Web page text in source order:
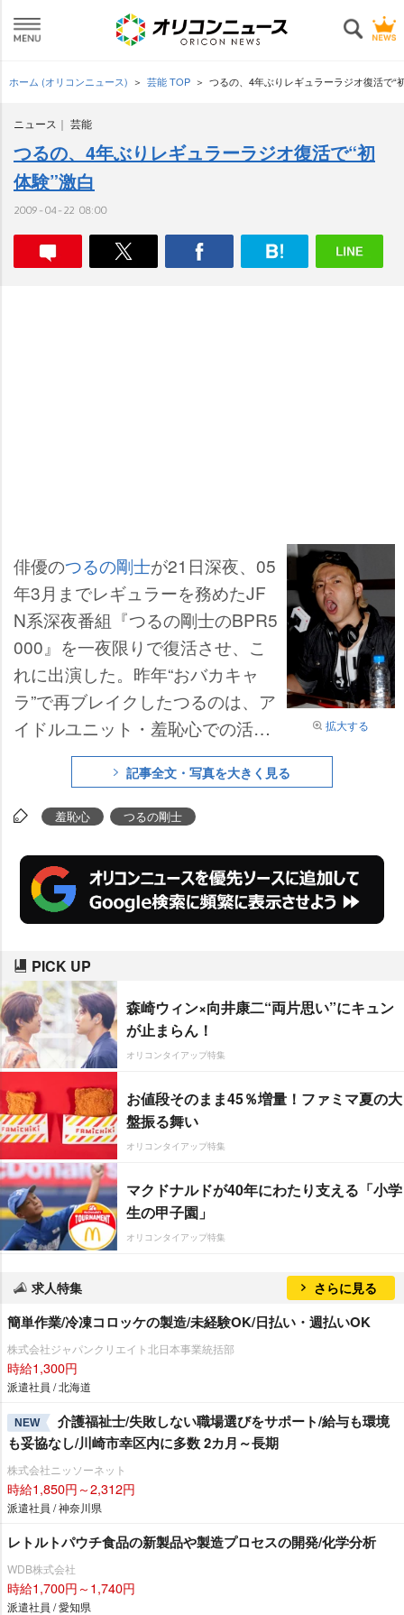
ホーム (オリコンニュース) 芸能 TOP つるの、4年ぶりレギュラーラジオ復活で“
ニュース 芸能
つるの、4年ぶりレギュラーラジオ復活で“初
体験”激白
2009-04-22 08:00
拡大する
俳優のつるの剛士が21日深夜、05
年3月までレギュラーを務めたJF
N系深夜番組『つるの剛士のBPR5
000』を一夜限りで復活させ、こ
れに出演した。昨年“おバカキャ
ラ”で再ブレイクしたつるのは、ア
イドルユニット・羞恥心での活動
が多かったこともあり、最近は以
前よりラジオ番組で見せていたス
ケベな一面を封印していたもの
エロトークばかりか、自らの“初体
験”までを赤裸々に告白し、周囲を
驚かせた。
記事全文・写真を大きく見る
羞恥心 つるの剛士
PICK UP
森崎ウィン×向井康二“両片思い”にキュン
が止まらん！
オリコンタイアップ特集
お値段そのまま45％増量！ファミマ夏の大
盤振る舞い
オリコンタイアップ特集
マクドナルドが40年にわたり支える「小学
生の甲子園」
オリコンタイアップ特集
求人特集 さらに見る
簡単作業/冷凍コロッケの製造/未経験OK/日払い・週払いOK
株式会社ジャパンクリエイト北日本事業統括部
時給1,300円
派遣社員 / 北海道
NEW
介護福祉士/失敗しない職場選びをサポート/給与も環境
も妥協なし/川崎市幸区内に多数 2カ月～長期
株式会社ニッソーネット
時給1,850円～2,312円
派遣社員 / 神奈川県
レトルトパウチ食品の新製品や製造プロセスの開発/化学分析
WDB株式会社
時給1,700円～1,740円
派遣社員 / 愛知県